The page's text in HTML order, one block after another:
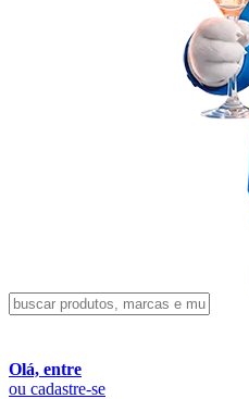
Olá, entre
ou cadastre-se